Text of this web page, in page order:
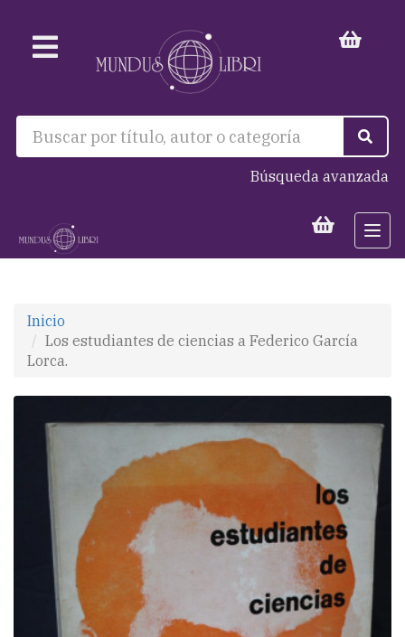
Búsqueda avanzada
Inicio
Los estudiantes de ciencias a Federico García
Lorca.